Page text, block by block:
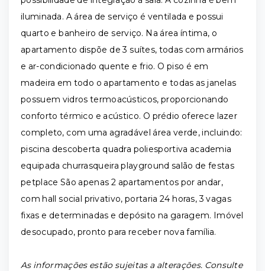
iluminada. A área de serviço é ventilada e possui
quarto e banheiro de serviço. Na área íntima, o
apartamento dispõe de 3 suítes, todas com armários
e ar-condicionado quente e frio. O piso é em
madeira em todo o apartamento e todas as janelas
possuem vidros termoacústicos, proporcionando
conforto térmico e acústico. O prédio oferece lazer
completo, com uma agradável área verde, incluindo:
piscina descoberta quadra poliesportiva academia
equipada churrasqueira playground salão de festas
petplace São apenas 2 apartamentos por andar,
com hall social privativo, portaria 24 horas, 3 vagas
fixas e determinadas e depósito na garagem. Imóvel
desocupado, pronto para receber nova família.
As informações estão sujeitas a alterações. Consulte